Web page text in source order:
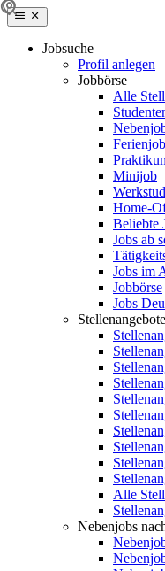
Jobsuche
Profil anlegen
Jobbörse
Alle
Ferienjob
Minijob
Home-
Beliebte
Jobs ab
Jobs im
Jobbörse
Jobs
Alle
Nebenjobs